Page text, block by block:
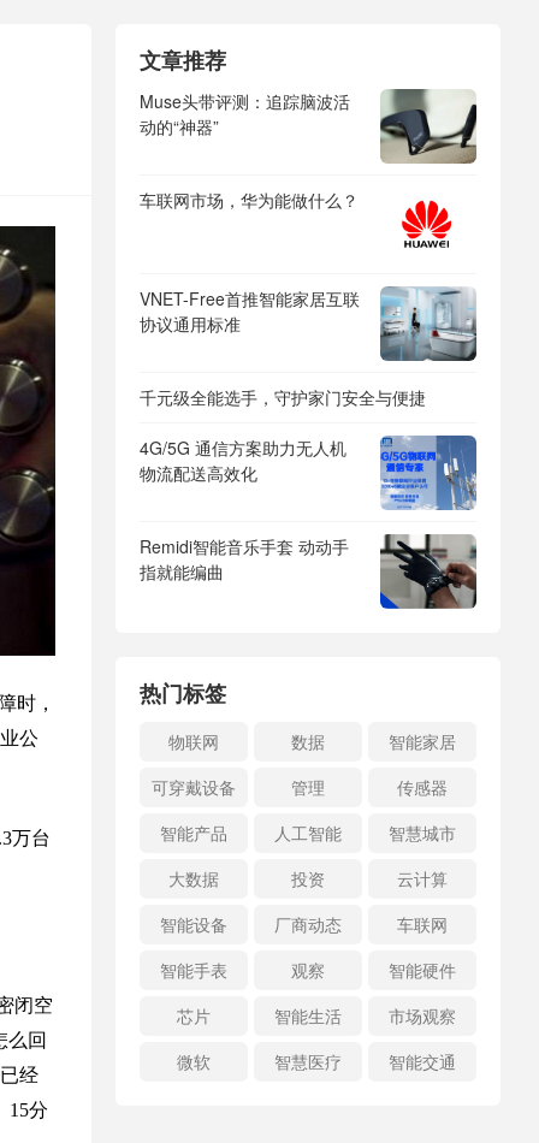
时，
公
万台
闭空
么回
经
15分
文章推荐
Muse头带评测：追踪脑波活
动的“神器”
车联网市场，华为能做什么？
VNET-Free首推智能家居互联
协议通用标准
千元级全能选手，守护家门安全与便捷
4G/5G 通信方案助力无人机
物流配送高效化
Remidi智能音乐手套 动动手
指就能编曲
热门标签
物联网 数据
智能家居
可穿戴设备
管理
传感器
智能产品
人工智能
智慧城市
大数据
投资
云计算
智能设备
厂商动态
车联网
智能手表
观察
智能硬件
芯片
智能生活
市场观察
微软
智慧医疗 智能交通